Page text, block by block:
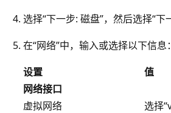
选择“下一步: 磁盘”，然后选择“下
在“网络”中，输入或选择以下信息：
设置
值
网络接口
虚拟网络
选择